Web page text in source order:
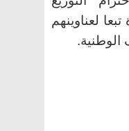
لعناوينهم
الوطنية.